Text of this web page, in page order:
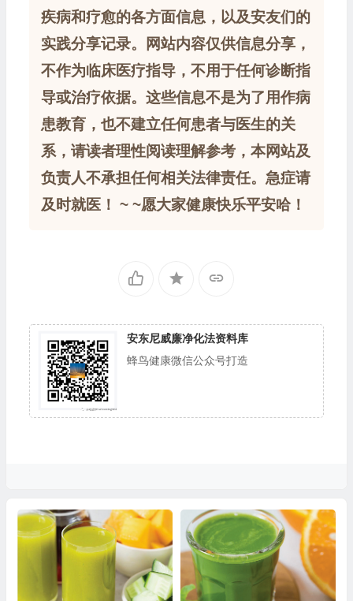
疾病和疗愈的各方面信息，以及安友们的
实践分享记录。网站内容仅供信息分享，
不作为临床医疗指导，不用于任何诊断指
导或治疗依据。这些信息不是为了用作病
患教育，也不建立任何患者与医生的关
系，请读者理性阅读理解参考，本网站及
负责人不承担任何相关法律责任。急症请
及时就医！ ~ ~愿大家健康快乐平安哈！
安东尼威廉净化法资料库
蜂鸟健康微信公众号打造